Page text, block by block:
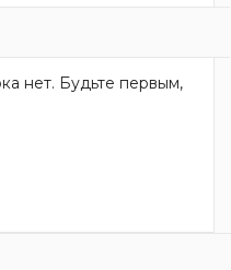
нет. Будьте первым,